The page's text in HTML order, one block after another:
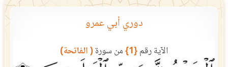
دوري أبي عمرو
الآية رقم{1} من سورة( الفاتحة)